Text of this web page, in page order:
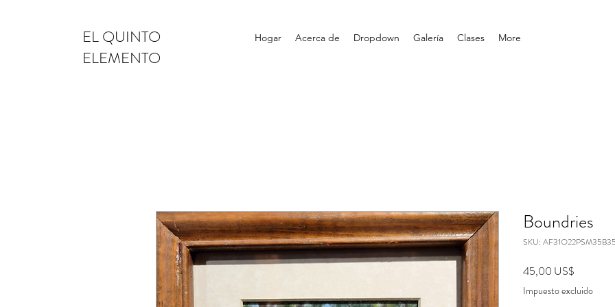
EL QUINTO
ELEMENTO
Hogar Acerca de Dropdown Galería Clases More
Boundries
SKU:
45,00 US$
Impuesto excluido